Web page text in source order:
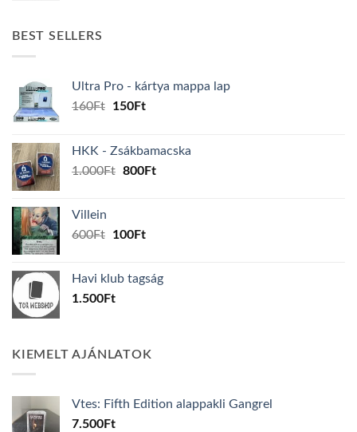
BEST SELLERS
Ultra Pro - kártya mappa lap
160Ft
Original
160Ft.
150FtCurrent
150Ft.
HKK - Zsákbamacska
1.000Ft Original
800FtCurrent
Villein
600Ft
Original
600Ft.
100FtCurrent
100Ft.
Havi klub tagság
1.500Ft
KIEMELT AJÁNLATOK
Vtes: Fifth Edition alappakli Gangrel
7.500Ft